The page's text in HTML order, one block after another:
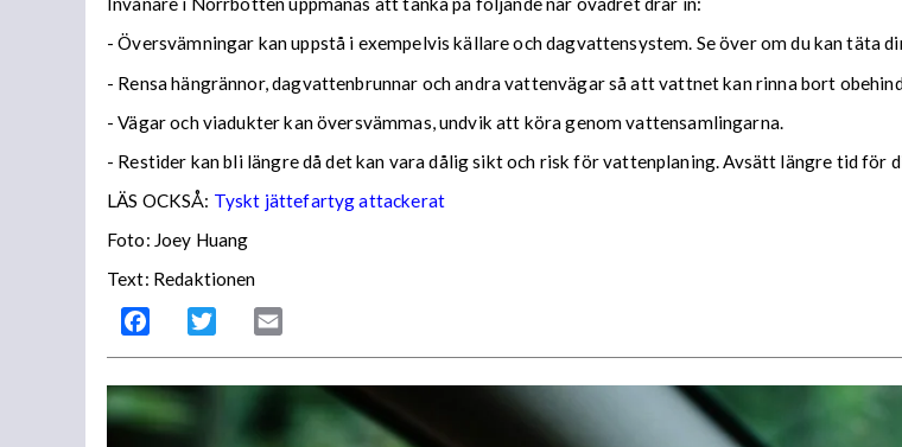
- Översvämningar kan uppstå i exempelvis källare och dagvattensystem. Se över om du kan
- Rensa hängrännor, dagvattenbrunnar och andra vattenvägar så att vattnet kan rinna bort
- Vägar och viadukter kan översvämmas, undvik att köra genom vattensamlingarna.
- Restider kan bli längre då det kan vara dålig sikt och risk för vattenplaning. Avsätt längre tid för
LÄS OCKSÅ: Tyskt jättefartyg attackerat
Foto: Joey Huang
Text: Redaktionen
Facebook Twitter